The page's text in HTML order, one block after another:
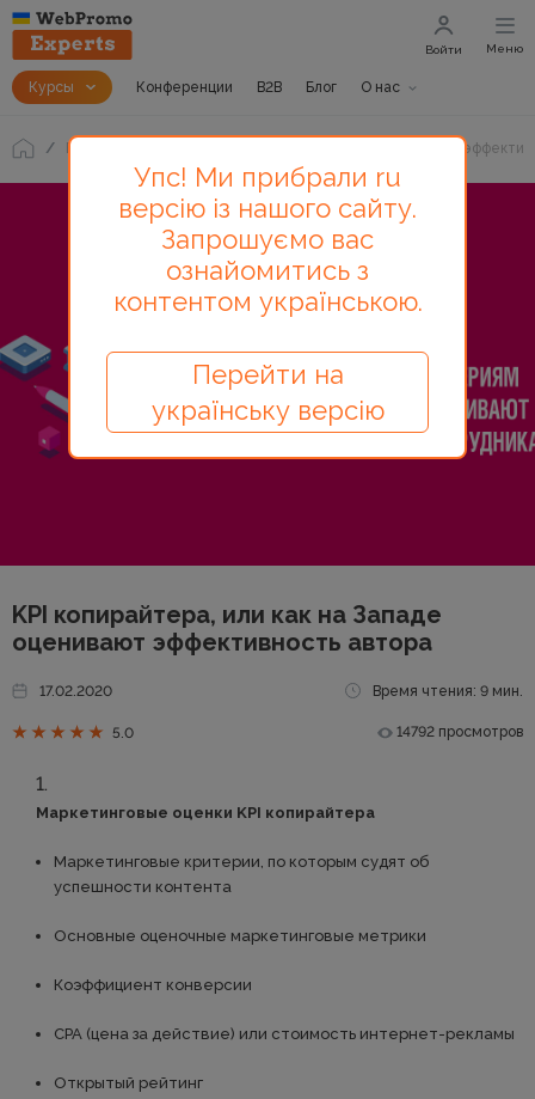
Курсы Конференции B2B Блог О нас
Войти Меню
Блог KPI копирайтера, или как на Западе оценивают
KPI копирайтера, или как на Западе
оценивают эффективность автора
17.02.2020 Время чтения: 9 мин.
5.0 14792 просмотров
Маркетинговые оценки KPI копирайтера
Маркетинговые критерии, по которым судят об
успешности контента
Основные оценочные маркетинговые метрики
Коэффициент конверсии
СРА (цена за действие) или стоимость интернет-рекламы
Открытый рейтинг
Упс! Ми прибрали ru
версію із нашого сайту.
Запрошуємо вас
ознайомитись з
контентом українською.
Перейти на
українську версію